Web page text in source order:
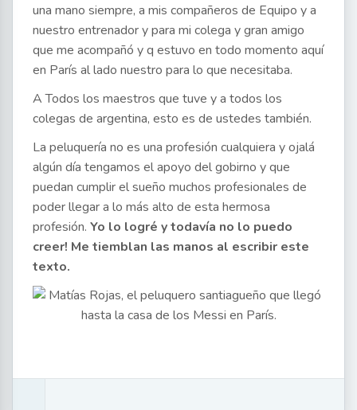
una mano siempre, a mis compañeros de Equipo y a
nuestro entrenador y para mi colega y gran amigo
que me acompañó y q estuvo en todo momento aquí
en París al lado nuestro para lo que necesitaba.
A Todos los maestros que tuve y a todos los
colegas de argentina, esto es de ustedes también.
La peluquería no es una profesión cualquiera y ojalá
algún día tengamos el apoyo del gobirno y que
puedan cumplir el sueño muchos profesionales de
poder llegar a lo más alto de esta hermosa
profesión. Yo lo logré y todavía no lo puedo
creer! Me tiemblan las manos al escribir este
texto.